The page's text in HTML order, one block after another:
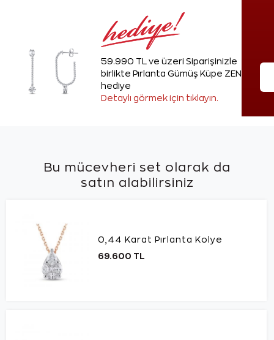
59.990 TL ve üzeri Siparişinizle
birlikte Pırlanta Gümüş Küpe ZEN'den
hediye
Detaylı görmek için tıklayın.
Bu mücevheri set olarak da
satın alabilirsiniz
0,44 Karat Pırlanta Kolye
69.600 TL